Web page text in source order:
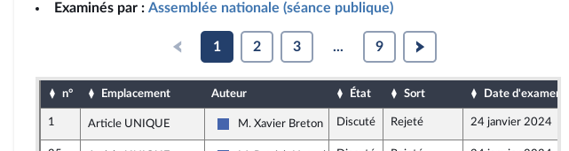
Examinés par : Assemblée nationale (séance publique)
1 2 3 ... 9
n° Emplacement Auteur État Sort Date d'examen
1 Article UNIQUE
Les Républicains
M. Xavier Breton Discuté Rejeté 24 janvier 2024